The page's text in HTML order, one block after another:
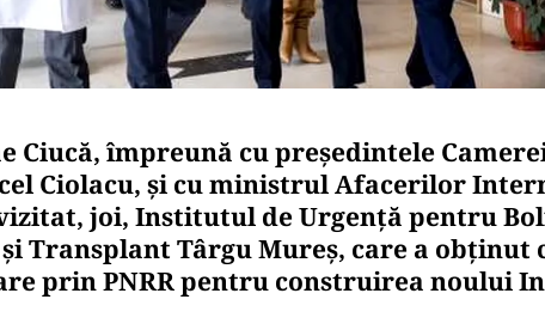
Ciucă, împreună cu preşedintele
Ciolacu, şi cu ministrul Afacerilor
joi, Institutul de Urgenţă pentru
Transplant Târgu Mureş, care a obţinut
prin PNRR pentru construirea noului